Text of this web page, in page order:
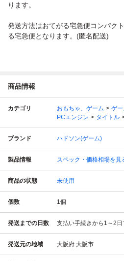
ります。
発送方法はおてがる宅急便コンパク
る宅急便となります。(匿名配送)
商品情報
カテゴリ おもちゃ、ゲーム ゲー
PCエンジン
タイトル
ブランド ハドソン(ゲーム)
製品情報 スペック・価格相場を見
商品の状態 未使用
個数 1個
発送までの日数 支払い手続きから1～2日
発送元の地域 大阪府 大阪市